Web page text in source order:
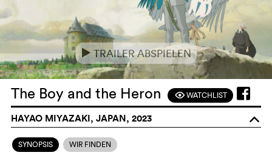
e TRAILER ABSPIELEN
The Boy and the Heron FWATCHLIST
HAYAO MIYAZAKI, JAPAN, 2023 o
SYNOPSIS WIR FINDEN